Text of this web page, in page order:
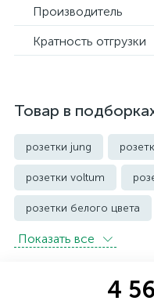
Производитель
Кратность отгрузки
Товар в
розетки jung
розетки voltum
розетки белого цвета
розетки с защитой от
Показать всe
4